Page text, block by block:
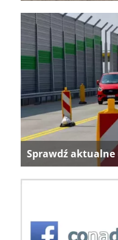
Sprawdź